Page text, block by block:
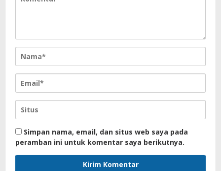
Simpan nama, email, dan situs web saya pada
peramban ini untuk komentar saya berikutnya.